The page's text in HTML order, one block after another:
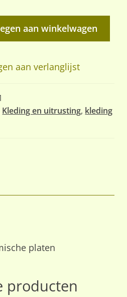
aan winkelwagen
aan verlanglijst
Kleding en uitrusting, kleding
platen
producten